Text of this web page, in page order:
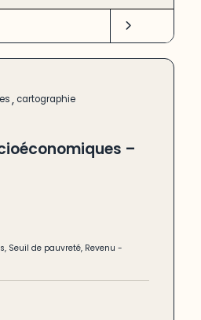
, cartographie
–
, Seuil de pauvreté, Revenu -